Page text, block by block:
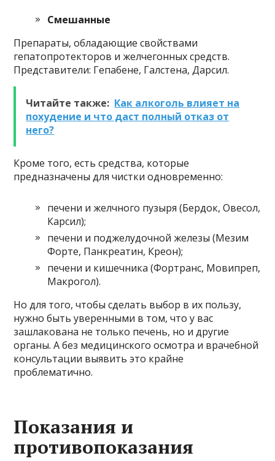
Смешанные
Препараты, обладающие свойствами
гепатопротекторов и желчегонных средств.
Представители: Гепабене, Галстена, Дарсил.
Читайте также: Как алкоголь влияет на
похудение и что даст полный отказ от
него?
Кроме того, есть средства, которые
предназначены для чистки одновременно:
печени и желчного пузыря (Бердок, Овесол,
Карсил);
печени и поджелудочной железы (Мезим
Форте, Панкреатин, Креон);
печени и кишечника (Фортранс, Мовипреп,
Макрогол).
Но для того, чтобы сделать выбор в их пользу,
нужно быть уверенными в том, что у вас
зашлакована не только печень, но и другие
органы. А без медицинского осмотра и врачебной
консультации выявить это крайне
проблематично.
Показания и
противопоказания